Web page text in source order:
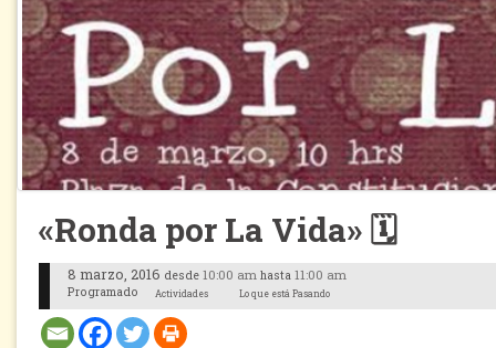
«Ronda por La Vida» 🗓
8 marzo, 2016 desde 10:00 am hasta 11:00 am
Programado Actividades Lo que está Pasando